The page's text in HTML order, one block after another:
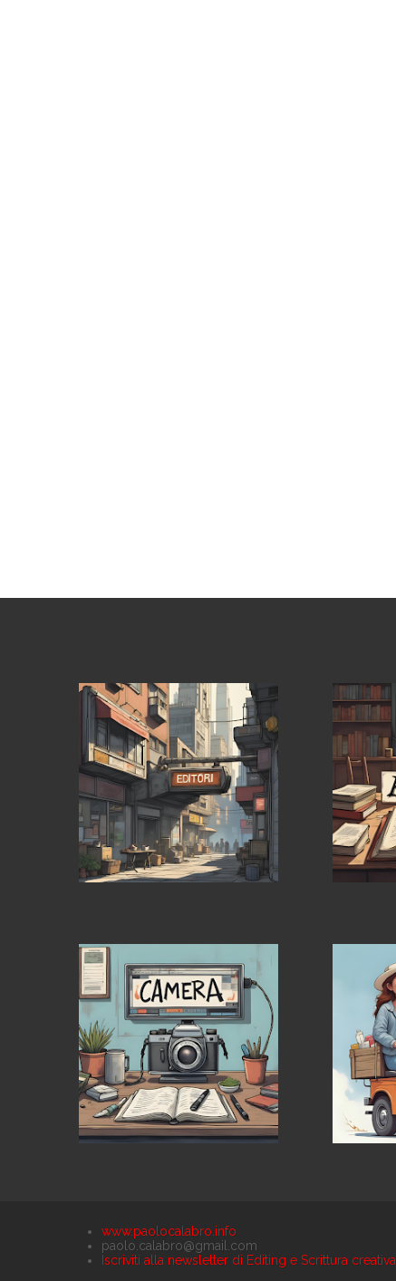
www.paolocalabro.info
paolo.calabro@gmail.com
Iscriviti alla newsletter di Editing e Scrittura creativa